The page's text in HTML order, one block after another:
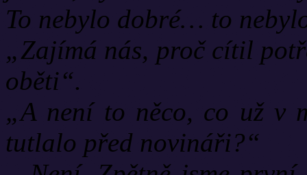
To nebylo dobré… to
„Zajímá nás, proč cítil
oběti“.
„A není to něco, co už v
tutlalo před novináři?“